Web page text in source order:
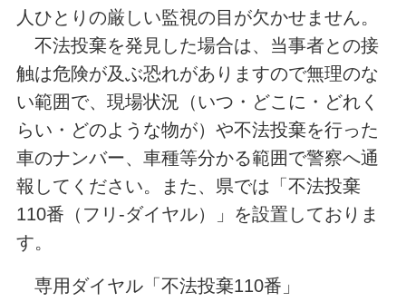
人ひとりの厳しい監視の目が欠かせません。
不法投棄を発見した場合は、当事者との接
触は危険が及ぶ恐れがありますので無理のな
い範囲で、現場状況（いつ・どこに・どれく
らい・どのような物が）や不法投棄を行った
車のナンバー、車種等分かる範囲で警察へ通
報してください。また、県では「不法投棄
110番（フリ-ダイヤル）」を設置しておりま
す。
専用ダイヤル「不法投棄110番」